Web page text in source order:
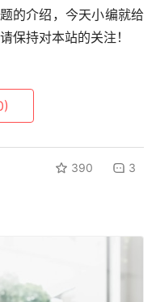
的介绍，今天小编就给
保持对本站的关注！
390 3